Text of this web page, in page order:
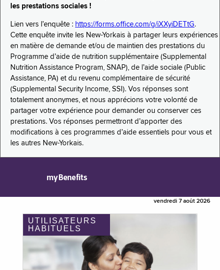
les prestations sociales !
Lien vers l’enquête : https://forms.office.com/g/iXXyiDETtG.
Cette enquête invite les New-Yorkais à partager leurs expériences
en matière de demande et/ou de maintien des prestations du
Programme d’aide de nutrition supplémentaire (Supplemental
Nutrition Assistance Program, SNAP), de l’aide sociale (Public
Assistance, PA) et du revenu complémentaire de sécurité
(Supplemental Security Income, SSI). Vos réponses sont
totalement anonymes, et nous apprécions votre volonté de
partager votre expérience pour demander ou conserver ces
prestations. Vos réponses permettront d’apporter des
modifications à ces programmes d’aide essentiels pour vous et
les autres New-Yorkais.
myBenefits
vendredi 7 août 2026
UTILISATEURS
HABITUELS